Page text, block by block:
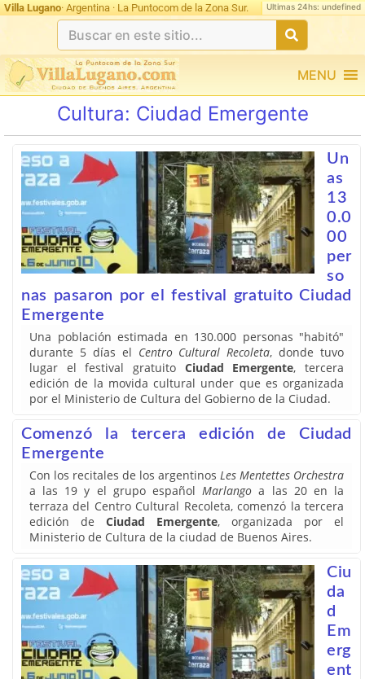
Villa Lugano· Argentina · La Puntocom de la Zona Sur. Ultimas 24hs: undefined
MENU
Cultura: Ciudad Emergente
Un
as
13
0.0
00
per
so
nas pasaron por el festival gratuito Ciudad
Emergente
Una población estimada en 130.000 personas "habitó"
durante 5 días el Centro Cultural Recoleta, donde tuvo
lugar el festival gratuito Ciudad Emergente, tercera
edición de la movida cultural under que es organizada
por el Ministerio de Cultura del Gobierno de la Ciudad.
Comenzó la tercera edición de Ciudad
Emergente
Con los recitales de los argentinos Les Mentettes Orchestra
a las 19 y el grupo españolMarlango a las 20 en la
terraza del Centro Cultural Recoleta, comenzó la tercera
edición de Ciudad Emergente, organizada por el
Ministerio de Cultura de la ciudad de Buenos Aires.
Ciu
da
d
Em
erg
ent